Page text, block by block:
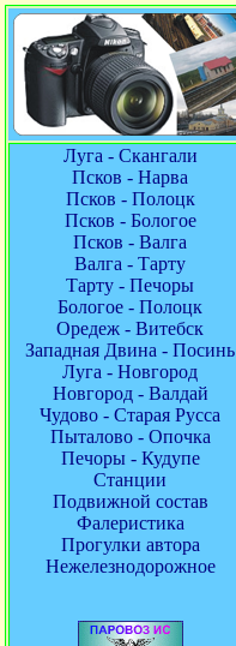
Луга - Скангали
Псков - Нарва
Псков - Полоцк
Псков - Бологое
Псков - Валга
Валга - Тарту
Тарту - Печоры
Бологое - Полоцк
Оредеж - Витебск
Западная Двина - Посинь
Луга - Новгород
Новгород - Валдай
Чудово - Старая Русса
Пыталово - Опочка
Печоры - Кудупе
Станции
Подвижной состав
Фалеристика
Прогулки автора
Нежелезнодорожное